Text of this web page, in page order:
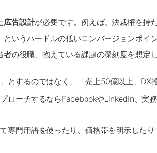
広告設計が必要です。例えば、決裁権を持
いうハードルの低いコンバージョンポ
の役職、抱えている課題の深刻度を想定
とするのではなく、「売上50億以上、
プローチするならFacebookやLinkedIn、
て専門用語を使ったり、価格帯を明示した